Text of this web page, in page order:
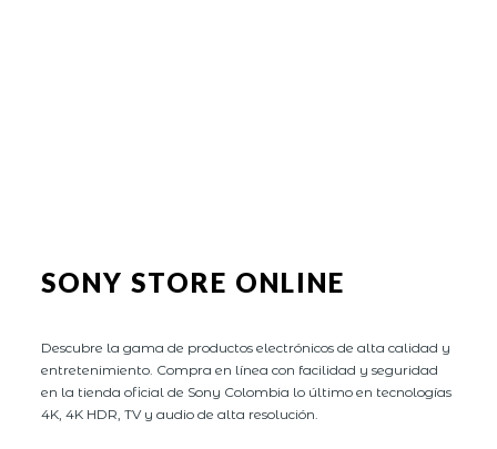
SONY STORE ONLINE
Descubre la gama de productos electrónicos de alta calidad y
entretenimiento. Compra en línea con facilidad y seguridad
en la tienda oficial de Sony Colombia lo último en tecnologías
4K, 4K HDR, TV y audio de alta resolución.